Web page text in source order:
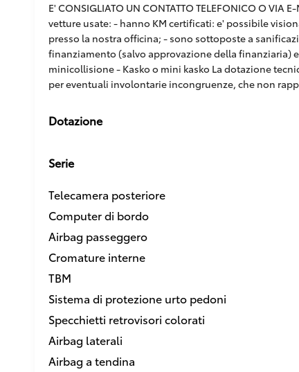
E' CONSIGLIATO UN CONTATTO TELEFONICO O VIA
vetture usate: - hanno KM certificati: e' possibile
presso la nostra officina; - sono sottoposte a
finanziamento (salvo approvazione della
minicollisione - Kasko o mini kasko La dotazione
per eventuali involontarie incongruenze, che non
Dotazione
Serie
Telecamera posteriore
Computer di bordo
Airbag passeggero
Cromature interne
TBM
Sistema di protezione urto pedoni
Specchietti retrovisori colorati
Airbag laterali
Airbag a tendina